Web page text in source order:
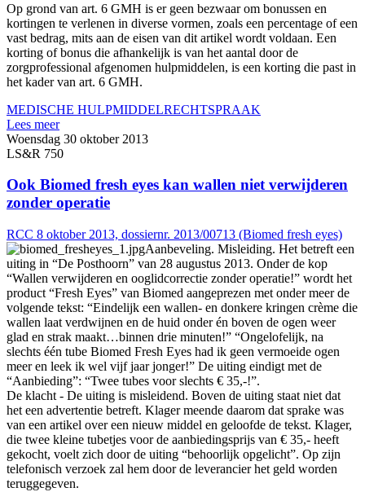
Op grond van art. 6 GMH is er geen bezwaar om bonussen en
kortingen te verlenen in diverse vormen, zoals een percentage of een
vast bedrag, mits aan de eisen van dit artikel wordt voldaan. Een
korting of bonus die afhankelijk is van het aantal door de
zorgprofessional afgenomen hulpmiddelen, is een korting die past in
het kader van art. 6 GMH.
MEDISCHE HULPMIDDELRECHTSPRAAK
Lees meer
Woensdag 30 oktober 2013
LS&R 750
Ook Biomed fresh eyes kan wallen niet verwijderen
zonder operatie
RCC 8 oktober 2013, dossiernr. 2013/00713 (Biomed fresh eyes)
Aanbeveling. Misleiding. Het betreft een
uiting in “De Posthoorn” van 28 augustus 2013. Onder de kop
“Wallen verwijderen en ooglidcorrectie zonder operatie!” wordt het
product “Fresh Eyes” van Biomed aangeprezen met onder meer de
volgende tekst: “Eindelijk een wallen- en donkere kringen crème die
wallen laat verdwijnen en de huid onder én boven de ogen weer
glad en strak maakt…binnen drie minuten!” “Ongelofelijk, na
slechts één tube Biomed Fresh Eyes had ik geen vermoeide ogen
meer en leek ik wel vijf jaar jonger!” De uiting eindigt met de
“Aanbieding”: “Twee tubes voor slechts € 35,-!”.
De klacht - De uiting is misleidend. Boven de uiting staat niet dat
het een advertentie betreft. Klager meende daarom dat sprake was
van een artikel over een nieuw middel en geloofde de tekst. Klager,
die twee kleine tubetjes voor de aanbiedingsprijs van € 35,- heeft
gekocht, voelt zich door de uiting “behoorlijk opgelicht”. Op zijn
telefonisch verzoek zal hem door de leverancier het geld worden
teruggegeven.